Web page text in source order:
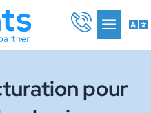
pour